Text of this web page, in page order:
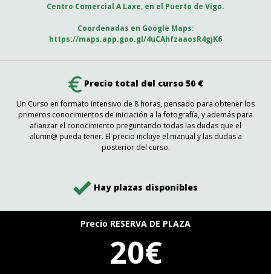
Centro Comercial A Laxe, en el Puerto de Vigo.
Coordenadas en Google Maps:
https://maps.app.goo.gl/4uCAhfzaaosR4gjK6
Precio total del curso 50 €
Un Curso en formato intensivo de 8 horas, pensado para obtener los
primeros conocimientos de iniciación a la fotografía, y además para
afianzar el conocimiento preguntando todas las dudas que el
alumn@ pueda tener. El precio incluye el manual y las dudas a
posterior del curso.
Hay plazas disponibles
Precio RESERVA DE PLAZA
20€